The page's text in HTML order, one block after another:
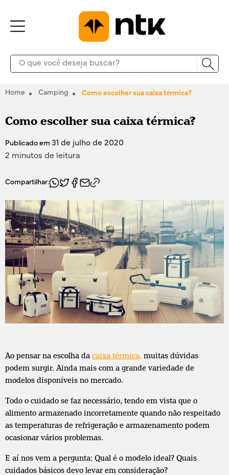
Home Camping Como escolher sua caixa térmica?
Como escolher sua caixa térmica?
Publicado em 31 de julho de 2020
2 minutos de leitura
Compartilhar:
Ao pensar na escolha da caixa térmica, muitas dúvidas
podem surgir. Ainda mais com a grande variedade de
modelos disponíveis no mercado.
Todo o cuidado se faz necessário, tendo em vista que o
alimento armazenado incorretamente quando não respeitado
as temperaturas de refrigeração e armazenamento podem
ocasionar vários problemas.
E aí nos vem a pergunta: Qual é o modelo ideal? Quais
cuidados básicos devo levar em consideração?